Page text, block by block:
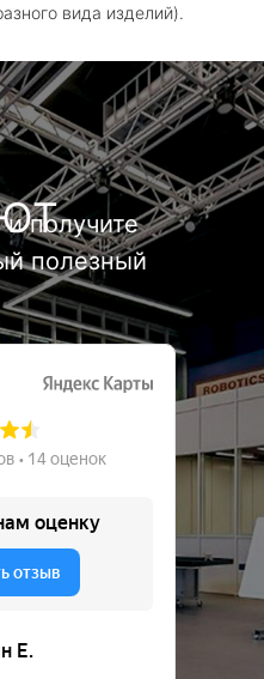
вида изделий).
и получите
полезный